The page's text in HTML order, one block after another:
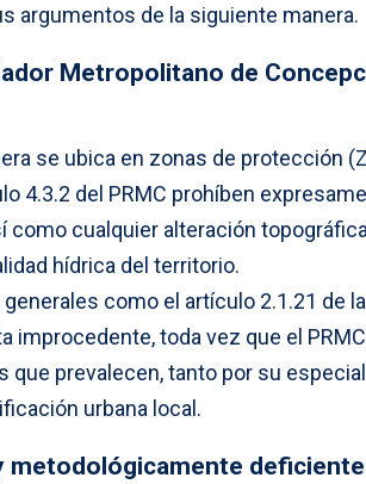
argumentos de la siguiente manera.
Metropolitano de
se ubica en zonas de protección
4.3.2 del PRMC prohíben
cualquier alteración
hídrica del territorio.
como el artículo 2.1.21 de la
improcedente, toda vez que el
prevalecen, tanto por su
urbana local.
metodológicamente